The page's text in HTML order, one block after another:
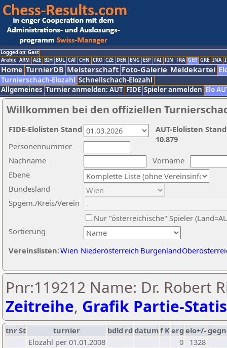
Logged on: Gast
Arabic ARM AZE BIH BUL CAT CHN CRO CZE DEN ENG ESP FAI FIN FRA GER GRE INA
Home TurnierDB Meisterschaft Foto-Galerie Meldekartei
Turnierschach-Elozahl Schnellschach-Elozahl
Allgemeines Turnier anmelden: AUT FIDE Spieler anmelden Elo
Willkommen bei den offiziellen
Nachname
Vorname
Ebene
Sortierung
Personennummer
Bundesland
Spgem./Kreis/Verein
Nur "österreichische" Spieler
Vereinslisten:Wien Niederösterreich Burgenland
AUT-Elolisten
10.879
FIDE-Elolisten Stand
Pnr:119212 Name: Dr. Robert
Zeitreihe, Grafik Partie-
tnrSt turnier bdld rd datumf Kerg elo+/-
Elozahl per 01.01.2008
0
1328